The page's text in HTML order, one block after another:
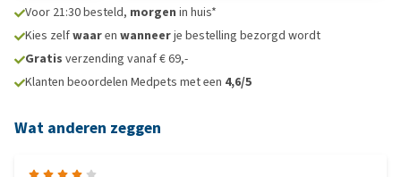
Voor 21:30 besteld, morgen in huis*
Kies zelfwaaren wanneerje bestelling bezorgd wordt
Gratis verzending vanaf € 69,-
Klanten beoordelen Medpets met een 4,6/5
Wat anderen zeggen